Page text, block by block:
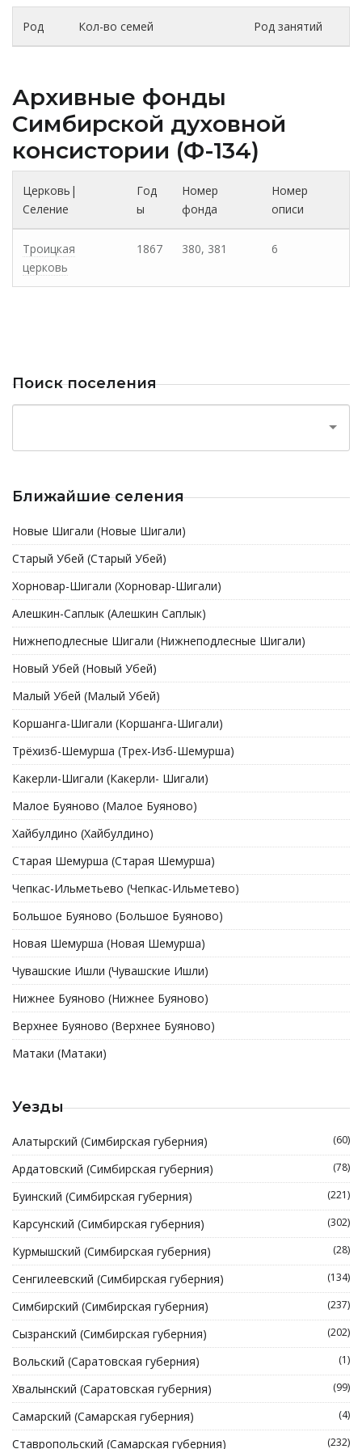
Род Кол-во семей Род занятий
Архивные фонды
Cимбирской духовной
консистории (Ф-134)
Церковь|
Селение
Год
ы
Номер
фонда
Номер
описи
Троицкая
церковь
1867 380, 381 6
Поиск поселения
Ближайшие селения
Новые Шигали (Новые Шигали)
Старый Убей (Старый Убей)
Хорновар-Шигали (Хорновар-Шигали)
Алешкин-Саплык (Алешкин Саплык)
Нижнеподлесные Шигали (Нижнеподлесные Шигали)
Новый Убей (Новый Убей)
Малый Убей (Малый Убей)
Коршанга-Шигали (Коршанга-Шигали)
Трёхизб-Шемурша (Трех-Изб-Шемурша)
Какерли-Шигали (Какерли- Шигали)
Малое Буяново (Малое Буяново)
Хайбулдино (Хайбулдино)
Старая Шемурша (Старая Шемурша)
Чепкас-Ильметьево (Чепкас-Ильметево)
Большое Буяново (Большое Буяново)
Новая Шемурша (Новая Шемурша)
Чувашские Ишли (Чувашские Ишли)
Нижнее Буяново (Нижнее Буяново)
Верхнее Буяново (Верхнее Буяново)
Матаки (Матаки)
Уезды
Алатырский (Симбирская губерния) (60)
Ардатовский (Симбирская губерния) (78)
Буинский (Симбирская губерния) (221)
Карсунский (Симбирская губерния) (302)
Курмышский (Симбирская губерния) (28)
Сенгилеевский (Симбирская губерния) (134)
Симбирский (Симбирская губерния) (237)
Сызранский (Симбирская губерния) (202)
Вольский (Саратовская губерния) (1)
Хвалынский (Саратовская губерния) (99)
Самарский (Самарская губерния) (4)
Ставропольский (Самарская губерния) (232)